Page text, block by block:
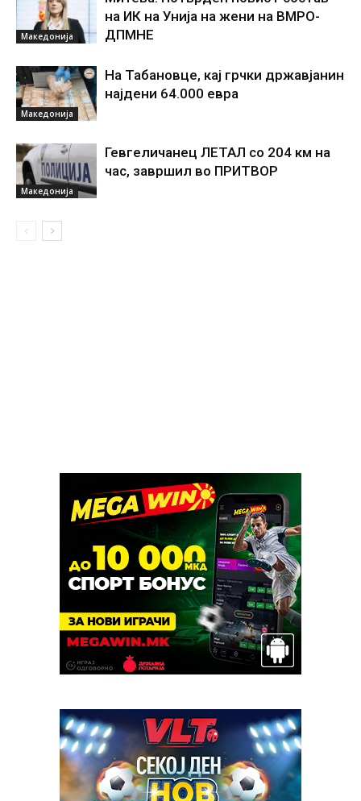
Македонија
на ИК на Унија на жени на ВМРО-
ДПМНЕ
Македонија
На Табановце, кај грчки државјанин
најдени 64.000 евра
Македонија
Гевгеличанец ЛЕТАЛ со 204 км на
час, завршил во ПРИТВОР